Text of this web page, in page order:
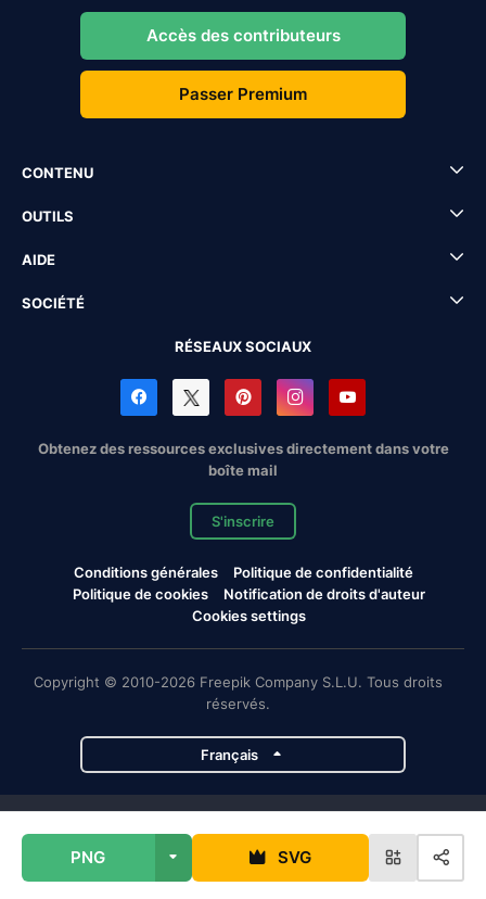
PNG SVG
Accès des contributeurs
Passer Premium
CONTENU
OUTILS
AIDE
SOCIÉTÉ
RÉSEAUX SOCIAUX
Obtenez des ressources exclusives directement dans votre
boîte mail
S'inscrire
Conditions générales
Politique de confidentialité
Politique de cookies
Notification de droits d'auteur
Cookies settings
Copyright © 2010-2026 Freepik Company S.L.U. Tous droits
réservés.
Français